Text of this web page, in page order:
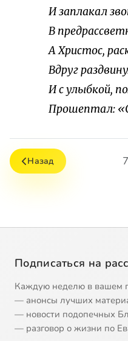
И заплакал
В
А Христос,
Вдруг
И с улыбкой,
Прошептал:
Назад
Подписаться на
Каждую неделю в вашем
— анонсы лучших
— новости подопечных
— разговор о жизни по